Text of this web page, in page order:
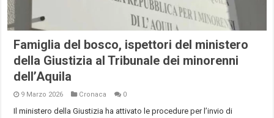
Famiglia del bosco, ispettori del ministero
della Giustizia al Tribunale dei minorenni
dell’Aquila
9 Marzo 2026 Cronaca 0
Il ministero della Giustizia ha attivato le procedure per l’invio di